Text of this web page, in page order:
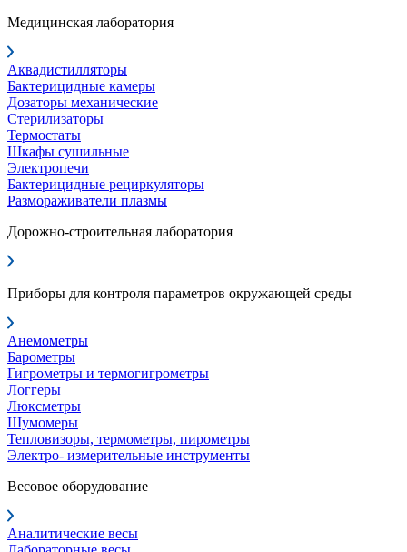
Медицинская лаборатория
Аквадистилляторы
Бактерицидные камеры
Дозаторы механические
Стерилизаторы
Термостаты
Шкафы сушильные
Электропечи
Бактерицидные рециркуляторы
Размораживатели плазмы
Дорожно-строительная лаборатория
Приборы для контроля параметров окружающей среды
Анемометры
Барометры
Гигрометры и термогигрометры
Логгеры
Люксметры
Шумомеры
Тепловизоры, термометры, пирометры
Электро- измерительные инструменты
Весовое оборудование
Аналитические весы